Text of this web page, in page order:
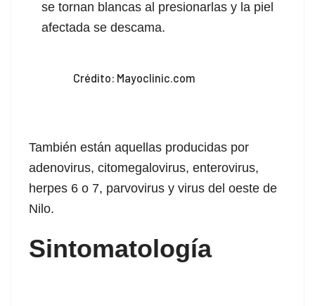
panel
panel
panel
panel
se tornan blancas al presionarlas y la piel
afectada se descama.
Crédito: Mayoclinic.com
También están aquellas producidas por
adenovirus, citomegalovirus, enterovirus,
herpes 6 o 7, parvovirus y virus del oeste de
Nilo.
Sintomatología